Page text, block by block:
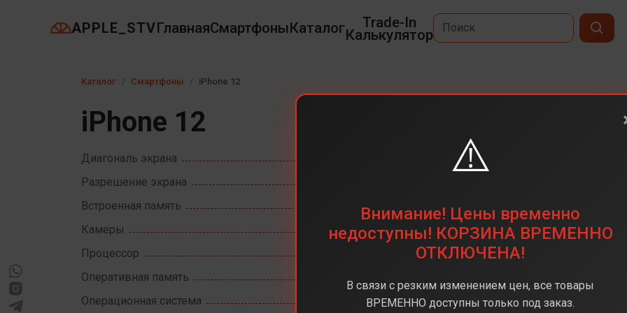
APPLE_STVГлавнаяСмартфоныКаталог Trade-In
Калькулятор
Каталог Смартфоны iPhone 12
iPhone 12
Диагональ экрана
Разрешение экрана
Встроенная память
Камеры
12+12 Двойная
Процессор
Apple A14 Bionic
Оперативная память
Операционная система
iOS
⚠️
Внимание! Цены временно
недоступны! КОРЗИНА ВРЕМЕННО
ОТКЛЮЧЕНА!
В связи с резким изменением цен, все товары
ВРЕМЕННО доступны только под заказ.